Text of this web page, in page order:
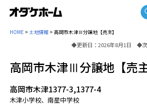
HOME > 土地情報 > 高岡市木津Ⅲ分譲地【売主】
◆更新日：2026年8月1日 ◆次
高岡市木津Ⅲ分譲地【売主
高岡市木津1377-3,1377-4
木津小学校、南星中学校